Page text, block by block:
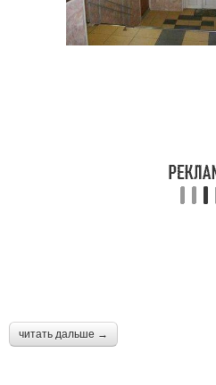
читать дальше →